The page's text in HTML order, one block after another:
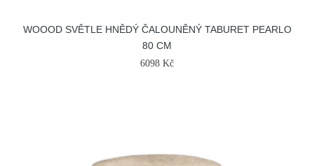
WOOOD SVĚTLE HNĚDÝ ČALOUNĚNÝ TABURET PEARLO
80 CM
6098 Kč